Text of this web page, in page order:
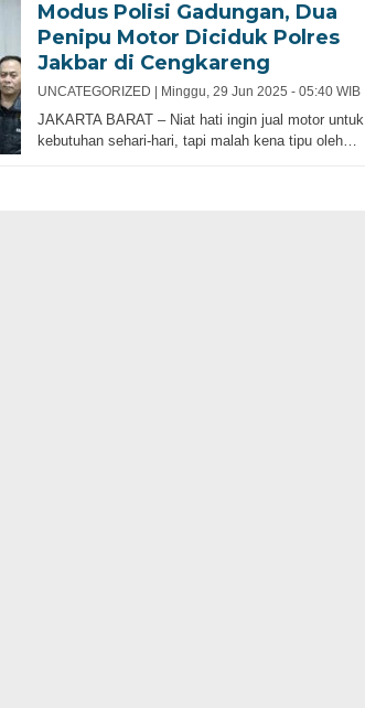
Modus Polisi Gadungan, Dua
Penipu Motor Diciduk Polres
Jakbar di Cengkareng
UNCATEGORIZED | Minggu, 29 Jun 2025 - 05:40 WIB
JAKARTA BARAT – Niat hati ingin jual motor untuk
kebutuhan sehari-hari, tapi malah kena tipu oleh…